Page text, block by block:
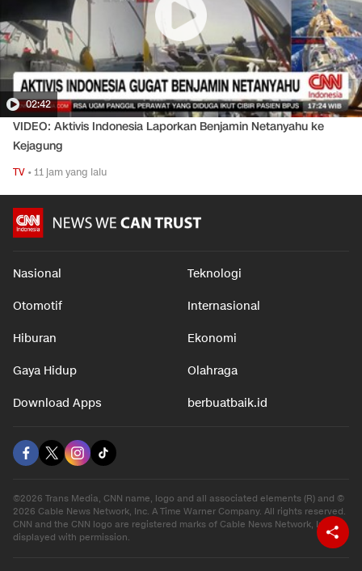
02:42
VIDEO: Aktivis Indonesia Laporkan Benjamin Netanyahu ke
Kejagung
TV •11 jam yang lalu
Nasional Teknologi
Otomotif Internasional
Hiburan Ekonomi
Gaya Hidup Olahraga
Download Apps berbuatbaik.id
©2026 Trans Media, CNN name, logo and all associated elements (R) and ©
2026 Cable News Network, Inc. A Time Warner Company. All rights reserved.
CNN and the CNN logo are registered marks of Cable News Network, Inc.,
displayed with permission.